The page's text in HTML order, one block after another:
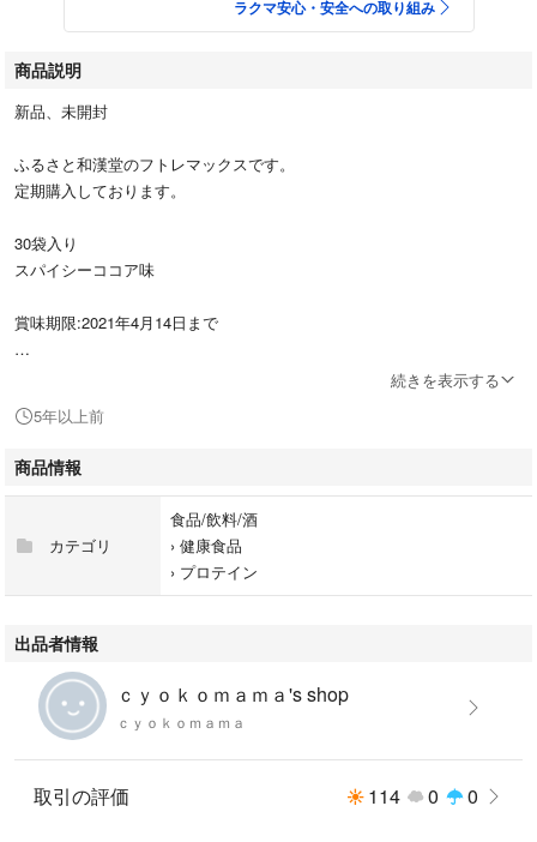
ラクマ安心・安全への取り組み
商品説明
新品、未開封
ふるさと和漢堂のフトレマックスです。
定期購入しております。
30袋入り
スパイシーココア味
賞味期限:2021年4月14日まで
続きを表示する
5年以上前
商品情報
カテゴリ
食品/飲料/酒
› 健康食品
› プロテイン
出品者情報
ｃｙｏｋｏｍａｍａ's shop
ｃｙｏｋｏｍａｍａ
取引の評価 114 0 0